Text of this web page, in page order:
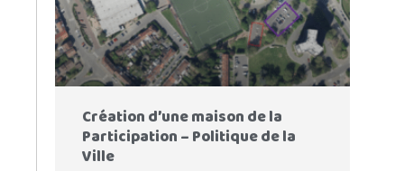
Création d’une maison de la
Participation – Politique de la
Ville